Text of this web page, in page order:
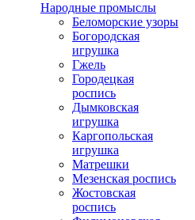
Народные промыслы
Беломорские узоры
Богородская
игрушка
Гжель
Городецкая
роспись
Дымковская
игрушка
Каргопольская
игрушка
Матрешки
Мезенская роспись
Жостовская
роспись